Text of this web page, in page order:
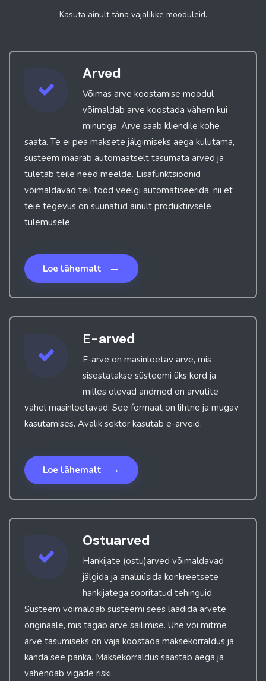
Kasuta ainult täna vajalikke mooduleid.
Arved
Võimas arve koostamise moodul
võimaldab arve koostada vähem kui
minutiga. Arve saab kliendile kohe
saata. Te ei pea maksete jälgimiseks aega kulutama,
süsteem määrab automaatselt tasumata arved ja
tuletab teile need meelde. Lisafunktsioonid
võimaldavad teil tööd veelgi automatiseerida, nii et
teie tegevus on suunatud ainult produktiivsele
tulemusele.
Loe lähemalt →
E-arved
E-arve on masinloetav arve, mis
sisestatakse süsteemi üks kord ja
milles olevad andmed on arvutite
vahel masinloetavad. See formaat on lihtne ja mugav
kasutamises. Avalik sektor kasutab e-arveid.
Loe lähemalt →
Ostuarved
Hankijate (ostu)arved võimaldavad
jälgida ja analüüsida konkreetsete
hankijatega sooritatud tehinguid.
Süsteem võimaldab süsteemi sees laadida arvete
originaale, mis tagab arve säilimise. Ühe või mitme
arve tasumiseks on vaja koostada maksekorraldus ja
kanda see panka. Maksekorraldus säästab aega ja
vähendab vigade riski.